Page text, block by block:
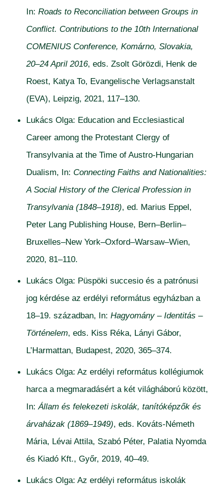
In:Roads to Reconciliation between Groups in
Conflict. Contributions to the 10th International
COMENIUS Conference, Komárno, Slovakia,
20–24 April 2016, eds.Zsolt Görözdi, Henk de
Roest, Katya To, Evangelische Verlagsanstalt
(EVA), Leipzig, 2021, 117–130.
Lukács Olga: Education and Ecclesiastical
Career among the Protestant Clergy of
Transylvania at the Time of Austro-Hungarian
Dualism, In: Connecting Faiths and Nationalities:
A Social History of the Clerical Profession in
Transylvania (1848–1918), ed. Marius Eppel,
Peter Lang Publishing House, Bern–Berlin–
Bruxelles–New York–Oxford–Warsaw–Wien,
2020, 81–110.
Lukács Olga: Püspöki succesio és a patrónusi
jog kérdése az erdélyi református egyházban a
18–19. században, In:Hagyomány – Identitás –
Történelem, eds. Kiss Réka, Lányi Gábor,
L’Harmattan, Budapest, 2020, 365–374.
Lukács Olga: Az erdélyi református kollégiumok
harca a megmaradásért a két világháború között,
In:Állam és felekezeti iskolák, tanítóképzők és
árvaházak (1869–1949), eds. Kováts-Németh
Mária, Lévai Attila, Szabó Péter, Palatia Nyomda
és Kiadó Kft., Győr, 2019, 40–49.
Lukács Olga: Az erdélyi református iskolák